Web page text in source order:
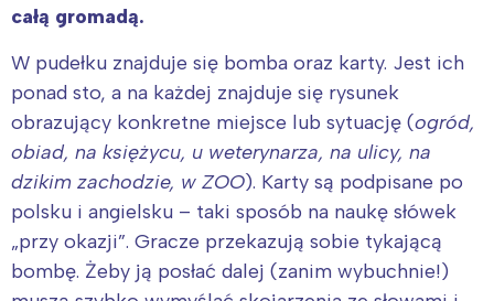
całą gromadą.
W pudełku znajduje się bomba oraz karty. Jest ich
ponad sto, a na każdej znajduje się rysunek
obrazujący konkretne miejsce lub sytuację (ogród,
obiad, na księżycu, u weterynarza, na ulicy, na
dzikim zachodzie, w ZOO). Karty są podpisane po
polsku i angielsku – taki sposób na naukę słówek
„przy okazji”. Gracze przekazują sobie tykającą
bombę. Żeby ją posłać dalej (zanim wybuchnie!)